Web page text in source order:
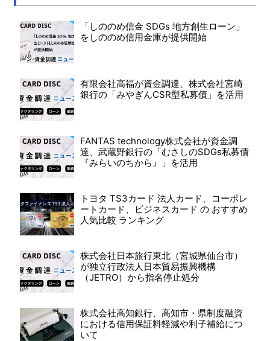
「しののめ信金 SDGs 地方創生ローン」
をしののめ信用金庫が提供開始
有限会社高福が資金調達、株式会社宮崎
銀行の「みやぎんCSR型私募債」を活用
FANTAS technology株式会社が資金調
達、武蔵野銀行の「むさしのSDGs私募債
『みらいのちから』」を活用
トヨタ TS3カード 法人カード、コーポレ
ートカード、ビジネスカード の おすすめ
人気比較 ランキング
株式会社日本旅行東北（宮城県仙台市）
が独立行政法人日本貿易振興機構
（JETRO）から指名停止処分
株式会社高知銀行、高知市・県制度融資
における信用保証料軽減や利子補給につ
いて